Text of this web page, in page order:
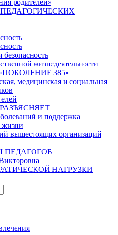
родителей»
жизнедеятельности
385»
медицинская и социальная
и поддержка
жизни
вышестоящих организаций
ПЕДАГОГОВ
НАГРУЗКИ